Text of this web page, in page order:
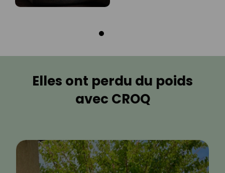
Elles ont perdu du poids
avec CROQ